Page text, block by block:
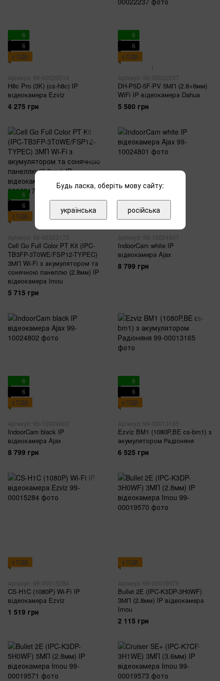
6
6
з ПДВ
Артикул: 99-00020514
H8c Pro (3K) (cs-h8c) IP
відеокамера Ezviz
4 275 грн
6
6
з ПДВ
1
Артикул: 99-00022237
DH-P5D-5F-PV 5МП (2.8+6мм)
WiFi IP відеокамера Dahua
5 580 грн
6
6
з ПДВ
Артикул: 99-00023175
Cell Go Full Color PT Kit (IPC-
TB3FP-3T0WE/FSP12-TYPEC)
3МП Wi-Fi з акумулятором та
сонячною панеллю (2.8мм) IP
відеокамера Imou
5 715 грн
з ПДВ
Артикул: 99-10024801
IndoorCam white IP
відеокамера Ajax
8 799 грн
6
6
з ПДВ
Артикул: 99-10024802
IndoorCam black IP
відеокамера Ajax
8 799 грн
6
6
з ПДВ
Артикул: 99-00013165
Ezviz BM1 (1080P,BE cs-bm1) з
акумулятором Радіоняня
6 525 грн
з ПДВ
Артикул: 99-00015284
CS-H1C (1080P) Wi-Fi IP
відеокамера Ezviz
1 519 грн
з ПДВ
Артикул: 99-00019570
Bullet 2E (IPC-K3DP-3H0WF)
3МП (2.8мм) IP відеокамера
Imou
2 115 грн
Будь ласка, оберіть мову сайту:
українська російська